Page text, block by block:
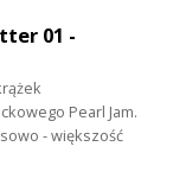
01 -
Pearl Jam.
- większość